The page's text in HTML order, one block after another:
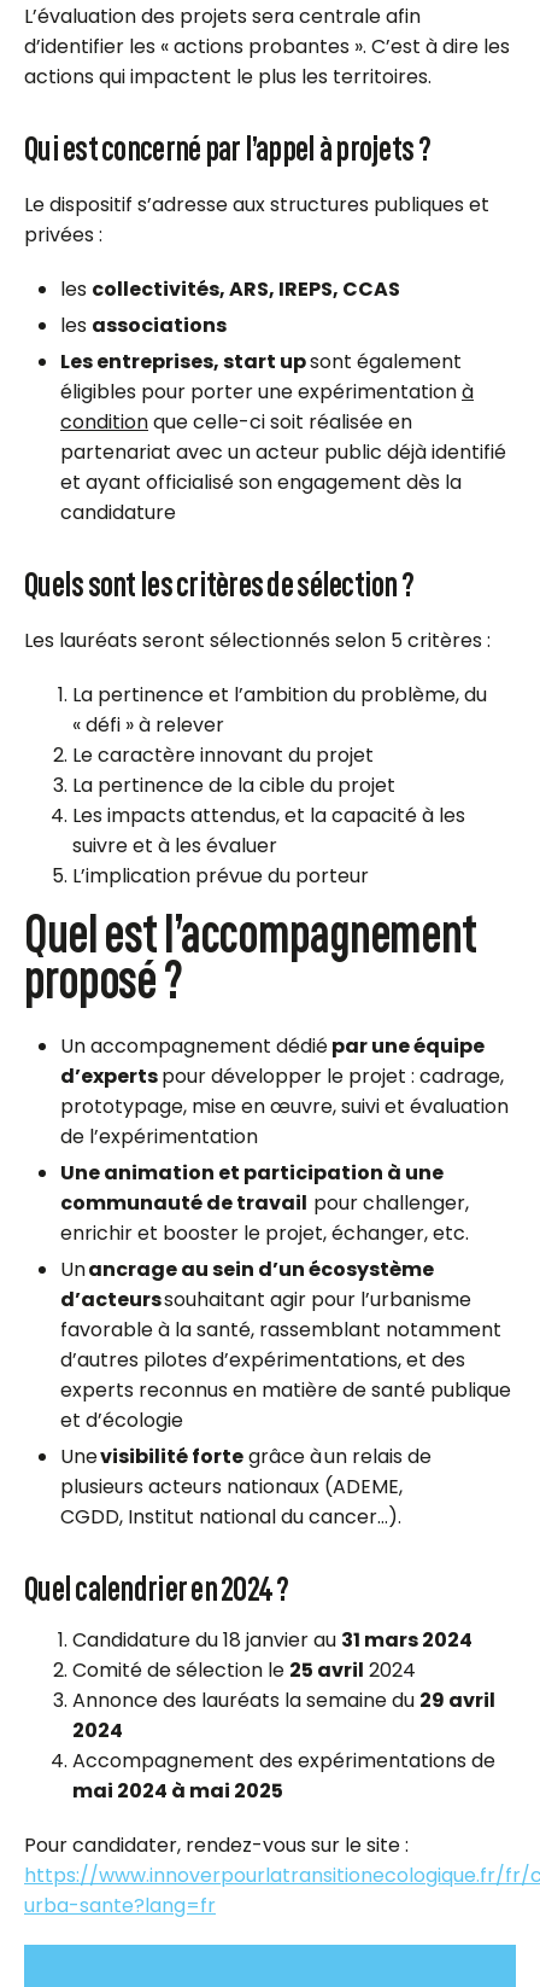
L’évaluation des projets sera centrale afin
d’identifier les « actions probantes ». C’est à dire les
actions qui impactent le plus les territoires.
Qui est concerné par l’appel à projets ?
Le dispositif s’adresse aux structures publiques et
privées :
les collectivités, ARS, IREPS, CCAS
les associations
Les entreprises, start upsont également
éligibles pour porter une expérimentationà
conditionque celle-ci soit réalisée en
partenariat avec un acteur public déjà identifié
et ayant officialisé son engagement dès la
candidature
Quels sont les critères de sélection ?
Les lauréats seront sélectionnés selon 5 critères :
La pertinence et l’ambition du problème, du
« défi » à relever
Le caractère innovant du projet
La pertinence de la cible du projet
Les impacts attendus, et la capacité à les
suivre et à les évaluer
L’implication prévue du porteur
Quel est l’accompagnement
proposé ?
Un accompagnement dédiépar une équipe
d’expertspour développer le projet : cadrage,
prototypage, mise en œuvre, suivi et évaluation
de l’expérimentation
Une animation et participation à une
communauté de travail pour challenger,
enrichir et booster le projet, échanger, etc.
Unancrage au sein d’un écosystème
d’acteurssouhaitant agir pour l’urbanisme
favorable à la santé, rassemblant notamment
d’autres pilotes d’expérimentations, et des
experts reconnus en matière de santé publique
et d’écologie
Unevisibilité fortegrâce à un relais de
plusieurs acteurs nationaux (ADEME,
CGDD, Institut national du cancer…).
Quel calendrier en 2024 ?
Candidature du 18 janvier au 31 mars 2024
Comité de sélection le 25 avril 2024
Annonce des lauréats la semaine du 29 avril
2024
Accompagnement des expérimentations de
mai 2024 à mai 2025
Pour candidater, rendez-vous sur le site :
https://www.innoverpourlatransitionecologique.fr/fr/
urba-sante?lang=fr